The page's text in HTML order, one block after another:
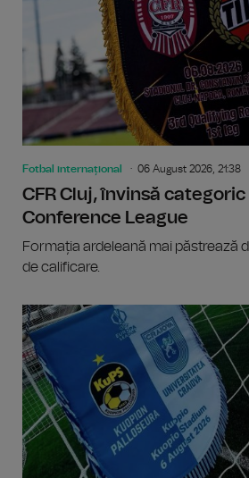
Fotbal internațional 06 August 2026, 21:38
CFR Cluj, învinsă
Conference League
Formația ardeleană mai păstrează
de calificare.